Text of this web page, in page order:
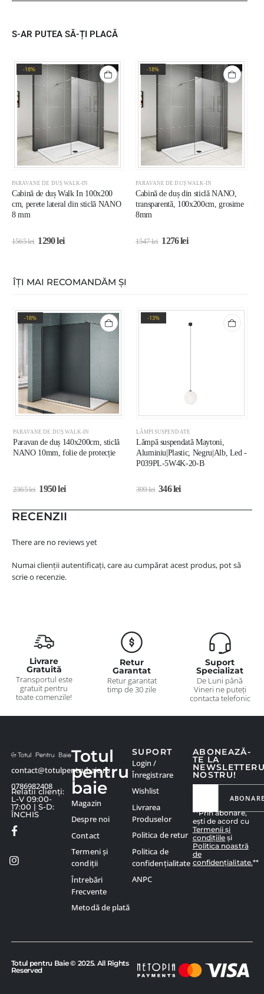
S-AR PUTEA SĂ-ȚI PLACĂ
-18%
PARAVANE DE DUȘ WALK-IN
Cabină de duș Walk In 100x200
cm, perete lateral din sticlă NANO
8 mm
1565lei 1290lei
-18%
PARAVANE DE DUȘ WALK-IN
Cabină de duș din sticlă NANO,
transparentă, 100x200cm, grosime
8mm
1547lei 1276lei
ÎȚI MAI RECOMANDĂM ȘI
-18%
PARAVANE DE DUȘ WALK-IN
Paravan de duș 140x200cm, sticlă
NANO 10mm, folie de protecție
2365lei 1950lei
-13%
LĂMPI SUSPENDATE
Lămpă suspendată Maytoni,
Aluminiu|Plastic, Negru|Alb, Led -
P039PL-5W4K-20-B
399lei 346lei
RECENZII
There are no reviews yet
Numai clienții autentificați, care au cumpărat acest produs, pot să
scrie o recenzie.
Livrare
Gratuită
Transportul este
gratuit pentru
toate comenzile!
Retur
Garantat
Retur garantat
timp de 30 zile
Suport
Specializat
De Luni până
Vineri ne puteți
contacta telefonic
contact@totulpentrubaie.ro
0786982408
Relatii clienți:
L-V 09:00-
17:00 | S-D:
ÎNCHIS
ABONEAZĂ-
TE LA
NOSTRU!
**Prin abonare,
ești de acord cu
Termenii și
condițiile și
Politica noastră
de
confidențialitate.**
Totul
pentru
baie
Magazin
Despre noi
Contact
Termeni și
condiții
Întrebări
Frecvente
Metodă de plată
SUPORT
Login /
Înregistrare
Wishlist
Livrarea
Produselor
Politica de retur
Politica de
confidențialitate
ANPC
Totul pentru Baie © 2025. All Rights
Reserved